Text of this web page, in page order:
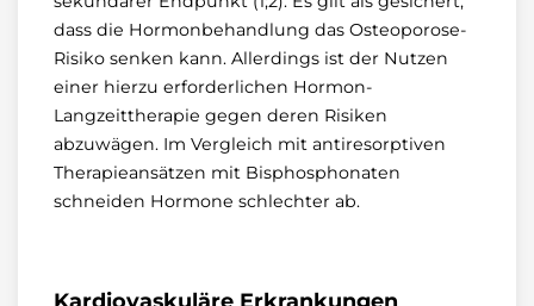
dass die Hormonbehandlung das Osteoporose-
Risiko senken kann. Allerdings ist der Nutzen
einer hierzu erforderlichen Hormon-
Langzeittherapie gegen deren Risiken
abzuwägen. Im Vergleich mit antiresorptiven
Therapieansätzen mit Bisphosphonaten
schneiden Hormone schlechter ab.
Kardiovaskuläre Erkrankungen